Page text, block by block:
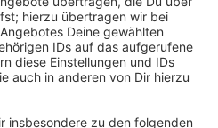
zum Thema: